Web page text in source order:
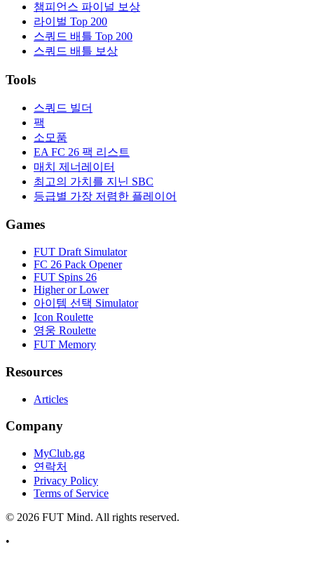
챔피언스 파이널 보상
라이벌 Top 200
스쿼드 배틀 Top 200
스쿼드 배틀 보상
Tools
스쿼드 빌더
팩
소모품
EA FC 26 팩 리스트
매치 제너레이터
최고의 가치를 지닌 SBC
등급별 가장 저렴한 플레이어
Games
FUT Draft Simulator
FC 26 Pack Opener
FUT Spins 26
Higher or Lower
아이템 선택 Simulator
Icon Roulette
영웅 Roulette
FUT Memory
Resources
Articles
Company
MyClub.gg
연락처
Privacy Policy
Terms of Service
© 2026 FUT Mind. All rights reserved.
•